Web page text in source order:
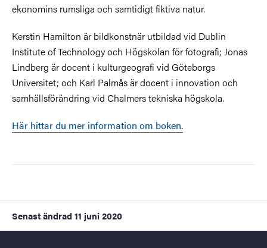
ekonomins rumsliga och samtidigt fiktiva natur.
Kerstin Hamilton är bildkonstnär utbildad vid Dublin
Institute of Technology och Högskolan för fotografi; Jonas
Lindberg är docent i kulturgeografi vid Göteborgs
Universitet; och Karl Palmås är docent i innovation och
samhällsförändring vid Chalmers tekniska högskola.
Här hittar du mer information om boken.
Senast ändrad 11 juni 2020